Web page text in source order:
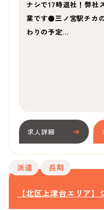
ナシで17時退社！弊社
業です●三ノ宮駅チカ
わりの予定…
求人詳細
派遣 長期
【北区上津台エリア